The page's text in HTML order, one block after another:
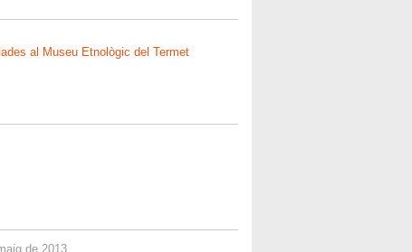
al Museu Etnològic del Termet
de 2013